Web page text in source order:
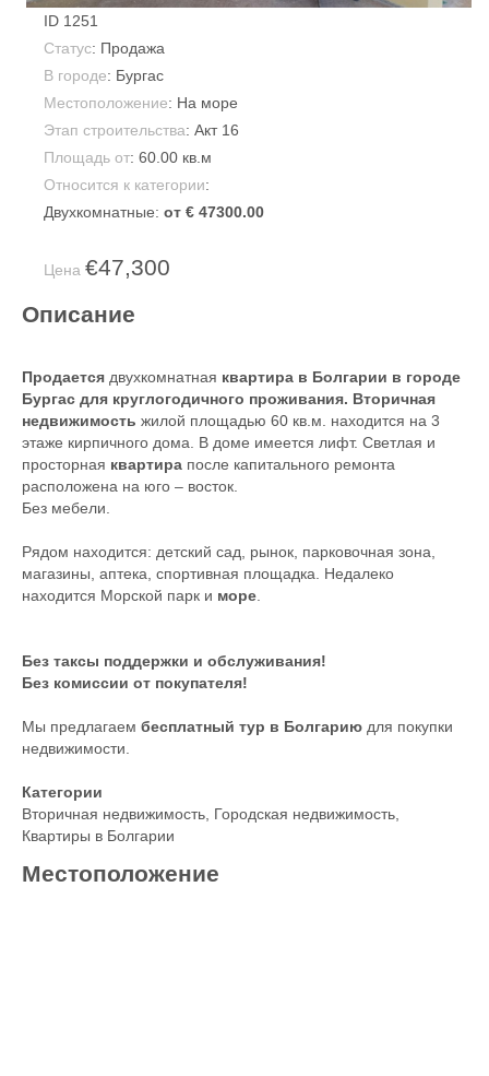
ID 1251
Статус: Продажа
В городе: Бургас
Местоположение: На море
Этап строительства: Акт 16
Площадь от: 60.00 кв.м
Относится к категории:
Двухкомнатные: от € 47300.00
Цена €47,300
Описание
Продается двухкомнатная квартира в Болгарии в городе
Бургас для круглогодичного проживания. Вторичная
недвижимость жилой площадью 60 кв.м. находится на 3
этаже кирпичного дома. В доме имеется лифт. Светлая и
просторная квартира после капитального ремонта
расположена на юго – восток.
Без мебели.
Рядом находится: детский сад, рынок, парковочная зона,
магазины, аптека, спортивная площадка. Недалеко
находится Морской парк и море.
Без таксы поддержки и обслуживания!
Без комиссии от покупателя!
Мы предлагаем бесплатный тур в Болгарию для покупки
недвижимости.
Категории
Вторичная недвижимость, Городская недвижимость,
Квартиры в Болгарии
Местоположение